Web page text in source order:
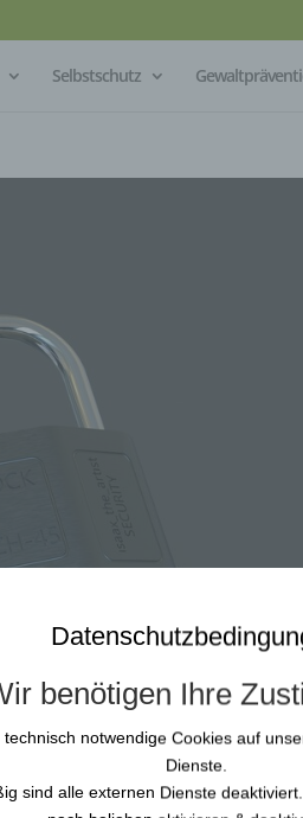
Selbstschutz
benötigen Ihre
notwendige Cookies auf
Dienste.
sind alle externen Dienste